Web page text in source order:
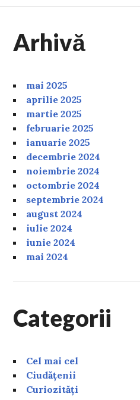
în
articole
Arhivă
mai 2025
aprilie 2025
martie 2025
februarie 2025
ianuarie 2025
decembrie 2024
noiembrie 2024
octombrie 2024
septembrie 2024
august 2024
iulie 2024
iunie 2024
mai 2024
Categorii
Cel mai cel
Ciudățenii
Curiozități